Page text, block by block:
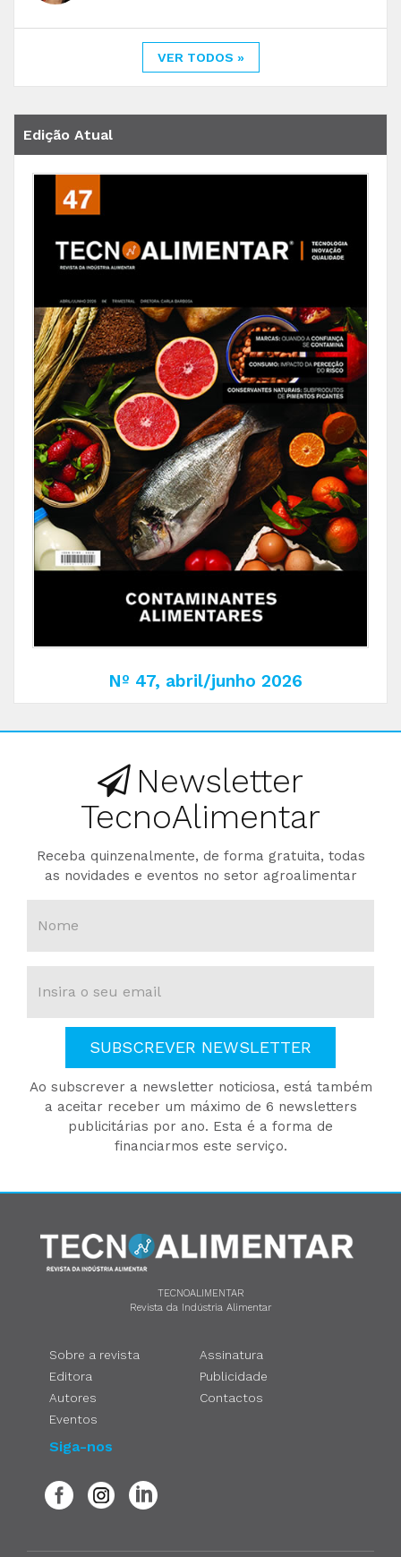
VER TODOS »
Edição Atual
Nº 47, abril/junho 2026
Newsletter
TecnoAlimentar
Receba quinzenalmente, de forma gratuita, todas
as novidades e eventos no setor agroalimentar
SUBSCREVER NEWSLETTER
Ao subscrever a newsletter noticiosa, está também
a aceitar receber um máximo de 6 newsletters
publicitárias por ano. Esta é a forma de
financiarmos este serviço.
TECNOALIMENTAR
Revista da Indústria Alimentar
Sobre a revista
Editora
Autores
Eventos
Assinatura
Publicidade
Contactos
Siga-nos